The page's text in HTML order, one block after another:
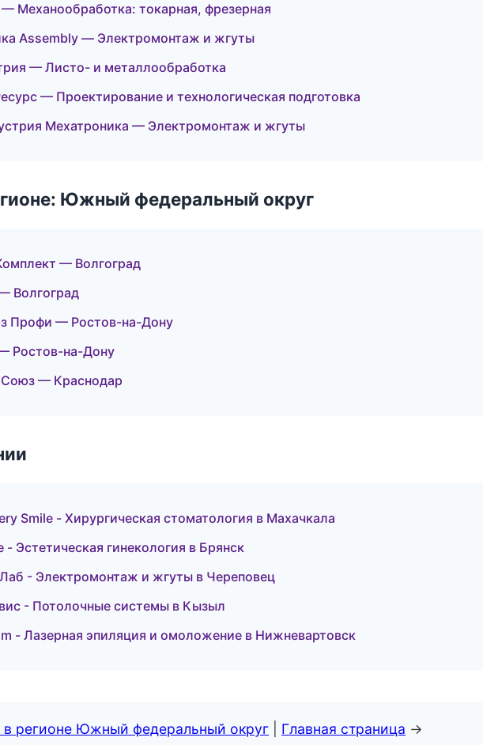
Механообработка: токарная, фрезерная
Assembly — Электромонтаж и жгуты
— Листо- и металлообработка
— Проектирование и технологическая подготовка
Мехатроника — Электромонтаж и жгуты
Южный федеральный округ
— Волгоград
Волгоград
Профи — Ростов-на-Дону
Ростов-на-Дону
— Краснодар
Smile - Хирургическая стоматология в Махачкала
- Эстетическая гинекология в Брянск
- Электромонтаж и жгуты в Череповец
- Потолочные системы в Кызыл
- Лазерная эпиляция и омоложение в Нижневартовск
в регионе Южный федеральный округ Главная страница →